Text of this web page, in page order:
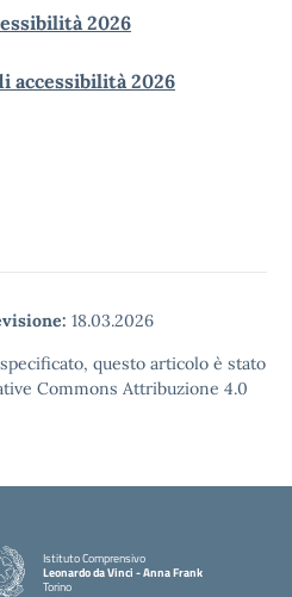
2026
accessibilità 2026
18.03.2026
questo articolo è stato
Commons Attribuzione 4.0
Istituto Comprensivo
Leonardo da Vinci - Anna Frank
Torino